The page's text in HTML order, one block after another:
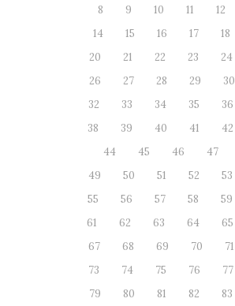
8 9 10 11 12
14
15 16 17 18
20
21 22 23 24
26
27 28 29 30
32
33 34 35 36
38
39 40 41 42
44
45 46 47
49
50 51 52 53
55
56 57 58 59
61
62 63 64 65
67
68 69 70 71
73
74 75 76 77
79
80 81 82 83